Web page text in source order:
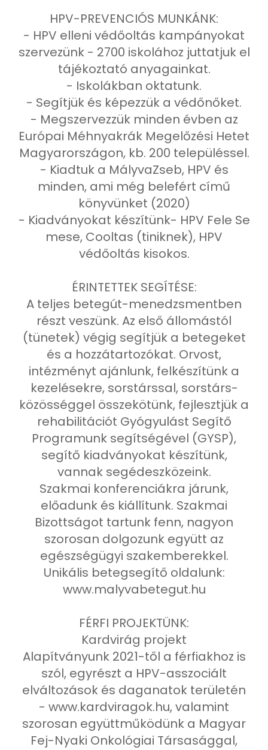
HPV-PREVENCIÓS MUNKÁNK:
- HPV elleni védőoltás kampányokat
szervezünk - 2700 iskolához juttatjuk el
tájékoztató anyagainkat.
- Iskolákban oktatunk.
- Segítjük és képezzük a védőnőket.
- Megszervezzük minden évben az
Európai Méhnyakrák Megelőzési Hetet
Magyarországon, kb. 200 településsel.
- Kiadtuk a MályvaZseb, HPV és
minden, ami még belefért című
könyvünket (2020)
- Kiadványokat készítünk- HPV Fele Se
mese, Cooltas (tiniknek), HPV
védőoltás kisokos.
ÉRINTETTEK SEGÍTÉSE:
A teljes betegút-menedzsmentben
részt veszünk. Az első állomástól
(tünetek) végig segítjük a betegeket
és a hozzátartozókat. Orvost,
intézményt ajánlunk, felkészítünk a
kezelésekre, sorstárssal, sorstárs-
közösséggel összekötünk, fejlesztjük a
rehabilitációt Gyógyulást Segítő
Programunk segítségével (GYSP),
segítő kiadványokat készítünk,
vannak segédeszközeink.
Szakmai konferenciákra járunk,
előadunk és kiállítunk. Szakmai
Bizottságot tartunk fenn, nagyon
szorosan dolgozunk együtt az
egészségügyi szakemberekkel.
Unikális betegsegítő oldalunk:
www.malyvabetegut.hu
FÉRFI PROJEKTÜNK:
Kardvirág projekt
Alapítványunk 2021-től a férfiakhoz is
szól, egyrészt a HPV-asszociált
elváltozások és daganatok területén
- www.kardviragok.hu, valamint
szorosan együttműködünk a Magyar
Fej-Nyaki Onkológiai Társasággal,